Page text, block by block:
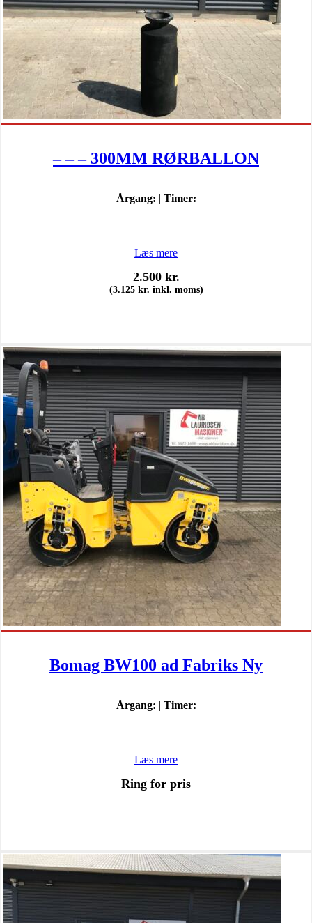
– – – 300MM RØRBALLON
Årgang: | Timer:
Læs mere
2.500 kr.
(3.125 kr. inkl. moms)
Bomag BW100 ad Fabriks Ny
Årgang: | Timer:
Læs mere
Ring for pris